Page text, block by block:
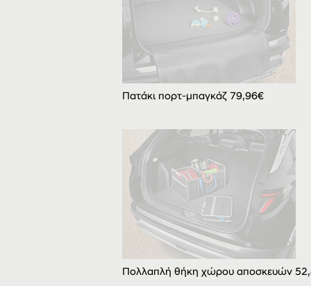
Πατάκι πορτ-μπαγκάζ 79,96€
Πολλαπλή θήκη χώρου αποσκευών